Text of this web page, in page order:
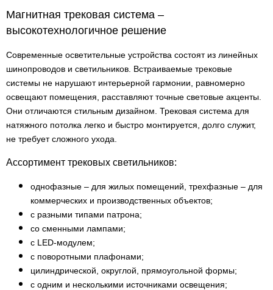
Магнитная трековая система –
высокотехнологичное решение
Современные осветительные устройства состоят из линейных
шинопроводов и светильников. Встраиваемые трековые
системы не нарушают интерьерной гармонии, равномерно
освещают помещения, расставляют точные световые акценты.
Они отличаются стильным дизайном. Трековая система для
натяжного потолка легко и быстро монтируется, долго служит,
не требует сложного ухода.
Ассортимент трековых светильников:
однофазные – для жилых помещений, трехфазные – для
коммерческих и производственных объектов;
с разными типами патрона;
со сменными лампами;
с LED-модулем;
с поворотными плафонами;
цилиндрической, округлой, прямоугольной формы;
с одним и несколькими источниками освещения;